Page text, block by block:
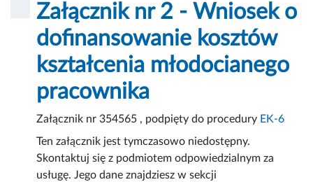
Załącznik nr 2 - Wniosek o
dofinansowanie kosztów
kształcenia młodocianego
pracownika
Załącznik nr 354565 , podpięty do procedury EK-6
Ten załącznik jest tymczasowo niedostępny.
Skontaktuj się z podmiotem odpowiedzialnym za
usługę. Jego dane znajdziesz w sekcji